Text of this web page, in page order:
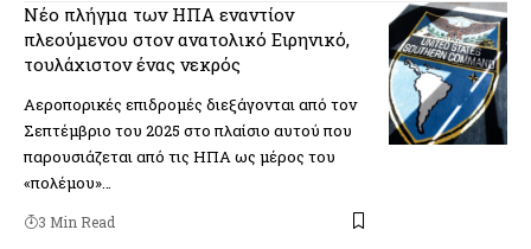
Νέο πλήγμα των ΗΠΑ εναντίον
πλεούμενου στον ανατολικό Ειρηνικό,
τουλάχιστον ένας νεκρός
Αεροπορικές επιδρομές διεξάγονται από τον
Σεπτέμβριο του 2025 στο πλαίσιο αυτού που
παρουσιάζεται από τις ΗΠΑ ως μέρος του
«πολέμου»…
3 Min Read